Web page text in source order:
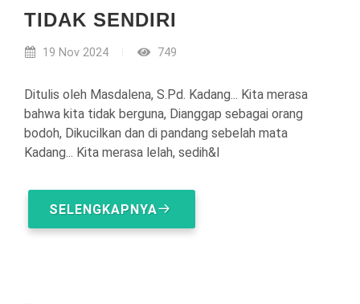
TIDAK SENDIRI
19 Nov 2024 749
Ditulis oleh Masdalena, S.Pd. Kadang... Kita merasa
bahwa kita tidak berguna, Dianggap sebagai orang
bodoh, Dikucilkan dan di pandang sebelah mata
Kadang... Kita merasa lelah, sedih&l
SELENGKAPNYA